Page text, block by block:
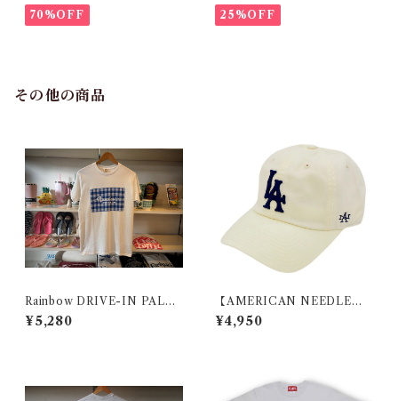
70%OFF 25%OFF
その他の商品
Rainbow DRIVE-IN PALA
KA TEE
¥5,280
【AMERICAN NEEDLE】B
ALLPARK - LOS ANGELES
¥4,950